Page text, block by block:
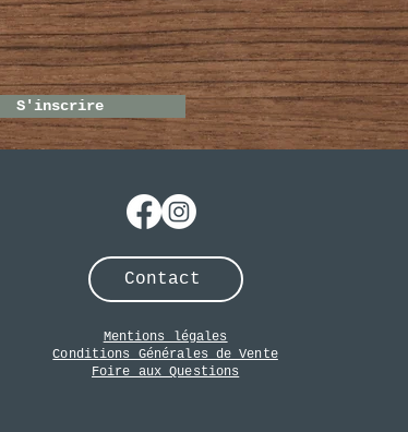
S'inscrire
Contact
Mentions légales
Conditions Générales de Vente
Foire aux Questions